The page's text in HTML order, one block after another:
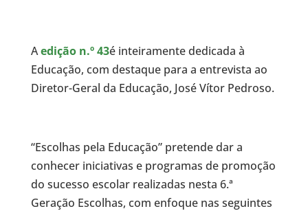
Aedição n.º 43é inteiramente dedicada à
Educação, com destaque para a entrevista ao
Diretor-Geral da Educação, José Vítor Pedroso.
“Escolhas pela Educação” pretende dar a
conhecer iniciativas e programas de promoção
do sucesso escolar realizadas nesta 6.ª
Geração Escolhas, com enfoque nas seguintes